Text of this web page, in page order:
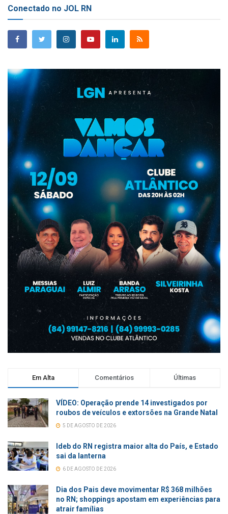
Conectado no JOL RN
Em Alta Comentários Últimas
VÍDEO: Operação prende 14 investigados por
roubos de veículos e extorsões na Grande Natal
5 DE AGOSTO DE 2026
Ideb do RN registra maior alta do País, e Estado
sai da lanterna
6 DE AGOSTO DE 2026
Dia dos Pais deve movimentar R$ 368 milhões
no RN; shoppings apostam em experiências para
atrair famílias